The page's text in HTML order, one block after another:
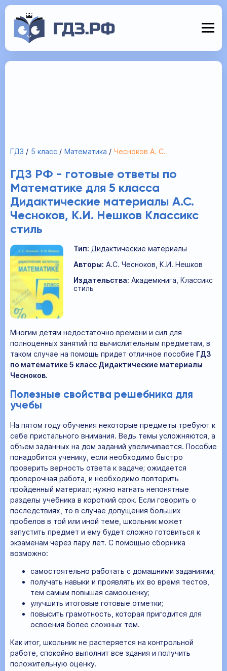
ГДЗ 5 класс Математика Чесноков А. С.
ГДЗ РФ - готовые ответы по
Математике для 5 класса
Дидактические материалы А.С.
Чесноков, К.И. Нешков Классикс
стиль
Тип: Дидактические материалы
Авторы: А.С. Чесноков, К.И. Нешков
Издательства: Академкнига, Классикс
стиль
Многим детям недостаточно времени и сил для
полноценных занятий по вычислительным предметам, в
таком случае на помощь придет отличное пособие ГДЗ
по математике 5 класс Дидактические материалы
Чесноков.
Полезные свойства решебника для
учебы
На пятом году обучения некоторые предметы требуют к
себе пристального внимания. Ведь темы усложняются, а
объем заданных на дом заданий увеличивается. Пособие
понадобится ученику, если необходимо быстро
проверить верность ответа к задаче; ожидается
проверочная работа, и необходимо повторить
пройденный материал; нужно нагнать непонятные
разделы учебника в короткий срок. Если говорить о
последствиях, то в случае допущения больших
пробелов в той или иной теме, школьник может
запустить предмет и ему будет сложно готовиться к
экзаменам через пару лет. С помощью сборника
возможно:
самостоятельно работать с домашними заданиями;
получать навыки и проявлять их во время тестов,
тем самым повышая самооценку;
улучшить итоговые готовые отметки;
повысить грамотность, которая пригодится для
освоения более сложных тем.
Как итог, школьник не растеряется на контрольной
работе, спокойно выполнит все здания и получить
положительную оценку.